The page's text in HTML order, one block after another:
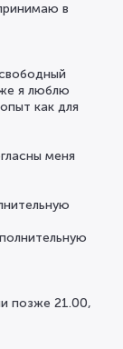
в
я люблю
как для
меня
позже 21.00,